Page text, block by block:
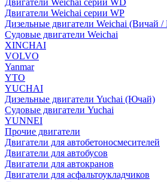
Двигатели Weichai серии WD
Двигатели Weichai серии WP
Дизельные двигатели Weichai (Вичай /
Судовые двигатели Weichai
XINCHAI
VOLVO
Yanmar
YTO
YUCHAI
Дизельные двигатели Yuchai (Ючай)
Судовые двигатели Yuchai
YUNNEI
Прочие двигатели
Двигатели для автобетоносмесителей
Двигатели для автобусов
Двигатели для автокранов
Двигатели для асфальтоукладчиков